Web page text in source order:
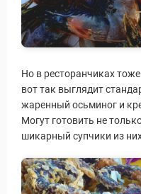
Но в ресторанчиках
вот так выглядит
жаренный осьминог и
Могут готовить не
шикарный супчики из